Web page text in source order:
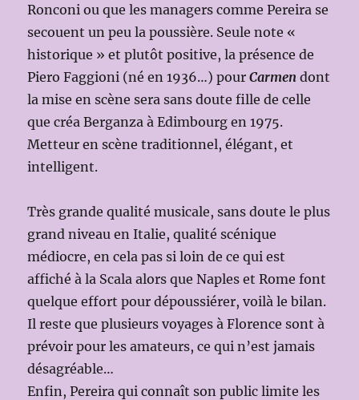
Ronconi ou que les managers comme Pereira se
secouent un peu la poussière. Seule note «
historique » et plutôt positive, la présence de
Piero Faggioni (né en 1936…) pourCarmen dont
la mise en scène sera sans doute fille de celle
que créa Berganza à Edimbourg en 1975.
Metteur en scène traditionnel, élégant, et
intelligent.
Très grande qualité musicale, sans doute le plus
grand niveau en Italie, qualité scénique
médiocre, en cela pas si loin de ce qui est
affiché à la Scala alors que Naples et Rome font
quelque effort pour dépoussiérer, voilà le bilan.
Il reste que plusieurs voyages à Florence sont à
prévoir pour les amateurs, ce qui n’est jamais
désagréable…
Enfin, Pereira qui connaît son public limite les